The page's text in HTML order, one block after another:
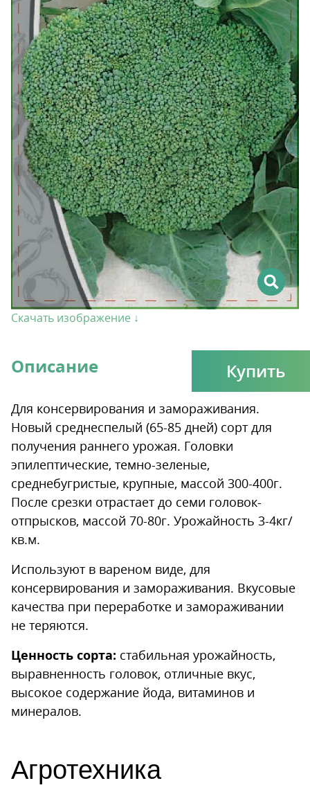
Скачать изображение ↓
Купить
Описание
Для консервирования и замораживания.
Новый среднеспелый (65-85 дней) сорт для
получения раннего урожая. Головки
эпилептические, темно-зеленые,
среднебугристые, крупные, массой 300-400г.
После срезки отрастает до семи головок-
отпрысков, массой 70-80г. Урожайность 3-4кг/
кв.м.
Используют в вареном виде, для
консервирования и замораживания. Вкусовые
качества при переработке и замораживании
не теряются.
Ценность сорта: стабильная урожайность,
выравненность головок, отличные вкус,
высокое содержание йода, витаминов и
минералов.
Агротехника